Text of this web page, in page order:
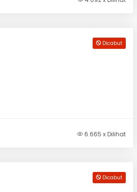
Dicabut
6.665 x Dilihat
Dicabut